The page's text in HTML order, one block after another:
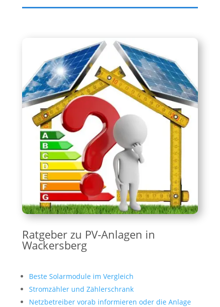
Ratgeber zu PV-Anlagen in
Wackersberg
Beste Solarmodule im Vergleich
Stromzähler und Zählerschrank
Netzbetreiber vorab informieren oder die Anlage